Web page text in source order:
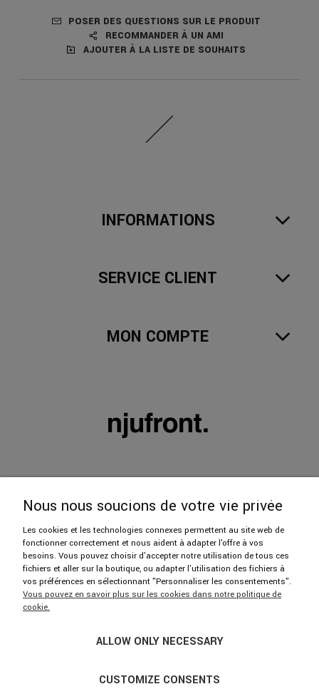
POSER DES QUESTIONS SUR LE PRODUIT
RECOMMANDER À UN AMI
AJOUTER À LA LISTE DE SOUHAITS
INFORMATIONS
SERVICE CLIENT
MON COMPTE
606 402 112
hello@njufront.com
Nous sommes ouverts du lundi au vendredi de 9h30 à 17h30.
Nous nous soucions de votre vie privée
Les cookies et les technologies connexes permettent au site web de
fonctionner correctement et nous aident à adapter l'offre à vos
besoins. Vous pouvez choisir d'accepter notre utilisation de tous ces
fichiers et aller sur la boutique, ou adapter l'utilisation des fichiers à
vos préférences en sélectionnant "Personnaliser les consentements".
Vous pouvez en savoir plus sur les cookies dans notre politique de
cookie.
ALLOW ONLY NECESSARY
CUSTOMIZE CONSENTS